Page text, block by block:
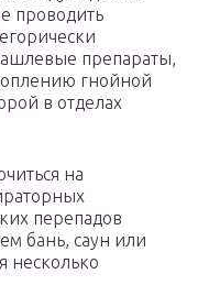
проводить
препараты,
гнойной
в отделах
на
перепадов
бань, саун или
несколько